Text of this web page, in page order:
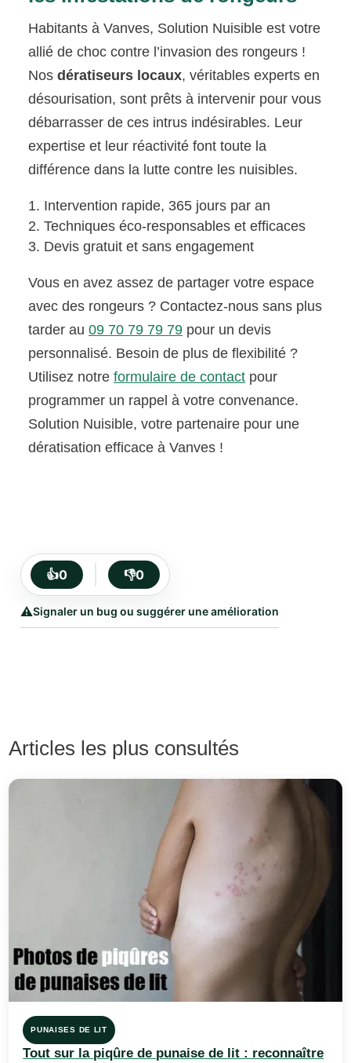
Habitants à Vanves, Solution Nuisible est votre
allié de choc contre l’invasion des rongeurs !
Nosdératiseurs locaux, véritables experts en
désourisation, sont prêts à intervenir pour vous
débarrasser de ces intrus indésirables. Leur
expertise et leur réactivité font toute la
différence dans la lutte contre les nuisibles.
Intervention rapide, 365 jours par an
Techniques éco-responsables et efficaces
Devis gratuit et sans engagement
Vous en avez assez de partager votre espace
avec des rongeurs ? Contactez-nous sans plus
tarder au09 70 79 79 79 pour un devis
personnalisé. Besoin de plus de flexibilité ?
Utilisez notreformulaire de contact pour
programmer un rappel à votre convenance.
Solution Nuisible, votre partenaire pour une
dératisation efficace à Vanves !
👍0 👎0
⚠️Signaler un bug ou suggérer une amélioration
Articles les plus consultés
PUNAISES DE LIT
Tout sur la piqûre de punaise de lit : reconnaître